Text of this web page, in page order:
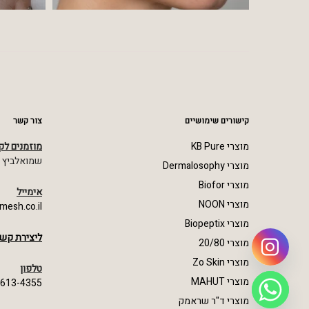
קישורים שימושיים
מוצרי KB Pure
מוצרי Dermalosophy
מוצרי Biofor
מוצרי NOON
מוצרי Biopeptix
מוצרי 20/80
מוצרי Zo Skin
מוצרי MAHUT
מוצרי ד"ר שראמק
צור קשר
מוזמנים
שמואלביץ מרדכי
אימייל
ליצירת
טלפון
4355